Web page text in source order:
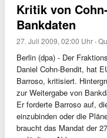
Kritik von
Bankdaten
27. Juli 2009, 02:00 Uhr ·
Berlin (dpa) - Der
Daniel Cohn-Bendit, hat
Barroso, kritisiert.
zur Weitergabe von
Er forderte Barroso auf,
einzubinden oder die
braucht das Mandat der